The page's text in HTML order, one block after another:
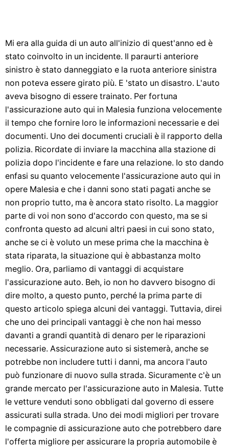
Mi era alla guida di un auto all'inizio di quest'anno ed è
stato coinvolto in un incidente. Il paraurti anteriore
sinistro è stato danneggiato e la ruota anteriore sinistra
non poteva essere girato più. E 'stato un disastro. L'auto
aveva bisogno di essere trainato. Per fortuna
l'assicurazione auto qui in Malesia funziona velocemente
il tempo che fornire loro le informazioni necessarie e dei
documenti. Uno dei documenti cruciali è il rapporto della
polizia. Ricordate di inviare la macchina alla stazione di
polizia dopo l'incidente e fare una relazione. Io sto dando
enfasi su quanto velocemente l'assicurazione auto qui in
opere Malesia e che i danni sono stati pagati anche se
non proprio tutto, ma è ancora stato risolto. La maggior
parte di voi non sono d'accordo con questo, ma se si
confronta questo ad alcuni altri paesi in cui sono stato,
anche se ci è voluto un mese prima che la macchina è
stata riparata, la situazione qui è abbastanza molto
meglio. Ora, parliamo di vantaggi di acquistare
l'assicurazione auto. Beh, io non ho davvero bisogno di
dire molto, a questo punto, perché la prima parte di
questo articolo spiega alcuni dei vantaggi. Tuttavia, direi
che uno dei principali vantaggi è che non hai messo
davanti a grandi quantità di denaro per le riparazioni
necessarie. Assicurazione auto si sistemerà, anche se
potrebbe non includere tutti i danni, ma ancora l'auto
può funzionare di nuovo sulla strada. Sicuramente c'è un
grande mercato per l'assicurazione auto in Malesia. Tutte
le vetture venduti sono obbligati dal governo di essere
assicurati sulla strada. Uno dei modi migliori per trovare
le compagnie di assicurazione auto che potrebbero dare
l'offerta migliore per assicurare la propria automobile è